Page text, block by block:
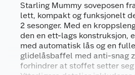
Starling Mummy soveposen
lett, kompakt og funksjonelt
2 sesonger. Med en
den en ett-lags konstruksjon,
med automatisk lås og en
glidelåsbaffel med anti-snag
forhindrer at stoffet setter
Generelt
Artikkelnummer
Leverandørens